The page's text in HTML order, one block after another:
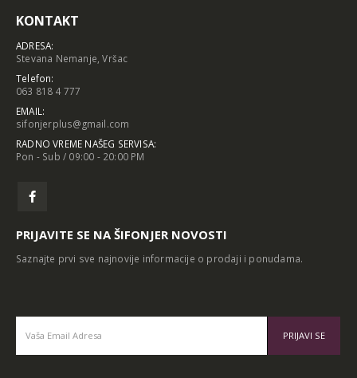
KONTAKT
ADRESA:
Stevana Nemanje, Vršac
Telefon:
063 818 4 777
EMAIL:
sifonjerplus@gmail.com
RADNO VREME NAŠEG SERVISA:
Pon - Sub / 09:00 - 20:00 PM
PRIJAVITE SE NA ŠIFONJER NOVOSTI
Saznajte prvi sve najnovije informacije o prodaji i ponudama.